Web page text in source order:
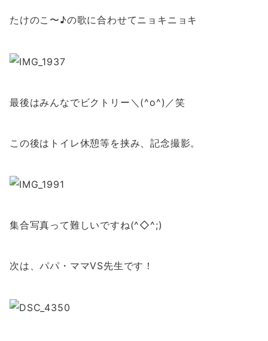
たけのこ〜♪の歌に合わせてニョキニョキ
最後はみんなでビクトリー＼(^o^)／笑
この後はトイレ休憩等を挟み、記念撮影。
集合写真って難しいですね(^◇^;)
次は、パパ・ママVS先生です！